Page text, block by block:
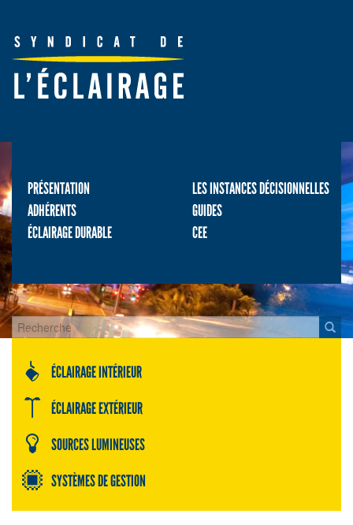
PRÉSENTATION
LES INSTANCES DÉCISIONNELLES
ADHÉRENTS
GUIDES
ÉCLAIRAGE DURABLE
CEE
ÉCLAIRAGE INTÉRIEUR
ÉCLAIRAGE EXTÉRIEUR
SOURCES LUMINEUSES
SYSTÈMES DE GESTION